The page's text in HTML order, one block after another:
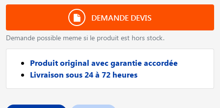
DEMANDE DEVIS
Demande possible meme si le produit est hors stock.
Produit original avec garantie accordée
Livraison sous 24 à 72 heures